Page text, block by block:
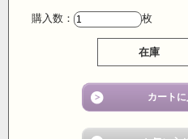
■保温性と通気性に優れたシルクは、
コントロールしてくれて、夏は涼しく
ムレないし優れたデオドラン
購入数： 枚
在庫